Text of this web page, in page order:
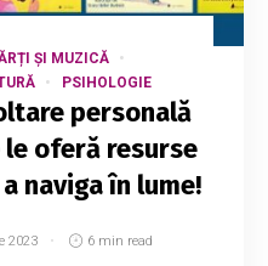
ȘI MUZICĂ
PSIHOLOGIE
personală
oferă resurse
naviga în lume!
2023 6 min read